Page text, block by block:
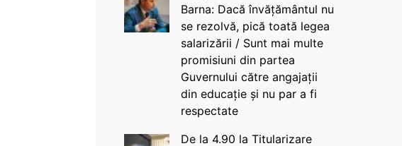
Barna: Dacă învățământul nu
se rezolvă, pică toată legea
salarizării / Sunt mai multe
promisiuni din partea
Guvernului către angajații
din educație și nu par a fi
respectate
De la 4.90 la Titularizare